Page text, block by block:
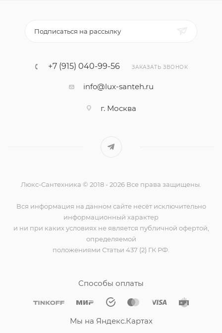
Подписаться на рассылку
+7 (915) 040-99-56 ЗАКАЗАТЬ ЗВОНОК
info@lux-santeh.ru
г. Москва
Люкс-Сантехника © 2018 - 2026 Все права защищены.
Вся информация на данном сайте несёт исключительно
информационный характер
и ни при каких условиях не является публичной офертой,
определяемой
положениями Статьи 437 (2) ГК РФ.
Способы оплаты
Мы на Яндекс.Картах